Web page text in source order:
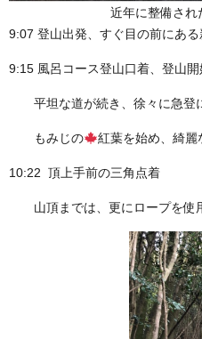
近年に整備され
9:07 登山出発、すぐ目の前にあ
9:15 風呂コース登山口着、登山開
平坦な道が続き、徐々に急登に
もみじの 紅葉を始め、綺麗
10:22 頂上手前の三角点着
山頂までは、更にロープを使用